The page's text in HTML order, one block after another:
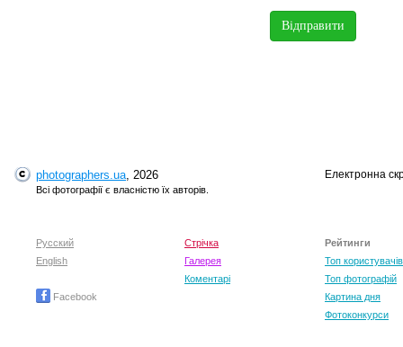
photographers.ua, 2026
Всі фотографії є власністю їх авторів.
Електронна
Русский
English
Facebook
Стрічка
Галерея
Коментарі
Рейтинги
Топ користувачів
Топ фотографій
Картина дня
Фотоконкурси